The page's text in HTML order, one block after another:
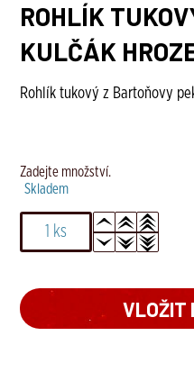
ROHLÍK
KULČÁK
Rohlík tukový z Bartoňovy
Zadejte množství.
Skladem